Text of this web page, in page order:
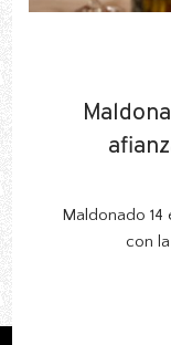
Maldonado 14
con